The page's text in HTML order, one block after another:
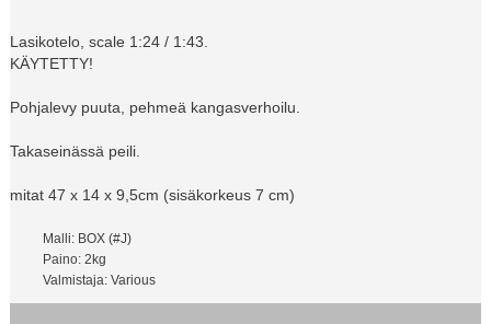
Lasikotelo, scale 1:24 / 1:43.
KÄYTETTY!
Pohjalevy puuta, pehmeä kangasverhoilu.
Takaseinässä peili.
mitat 47 x 14 x 9,5cm (sisäkorkeus 7 cm)
Malli: BOX (#J)
Paino: 2kg
Valmistaja: Various